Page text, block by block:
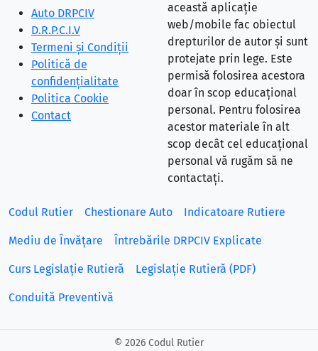
Auto DRPCIV
D.R.P.C.I.V
Termeni și Condiții
Politică de
confidențialitate
Politica Cookie
Contact
această aplicație
web/mobile fac obiectul
drepturilor de autor și sunt
protejate prin lege. Este
permisă folosirea acestora
doar în scop educațional
personal. Pentru folosirea
acestor materiale în alt
scop decât cel educațional
personal vă rugăm să ne
contactați.
Codul Rutier Chestionare Auto Indicatoare Rutiere
Mediu de Învățare Întrebările DRPCIV Explicate
Curs Legislație Rutieră Legislație Rutieră (PDF)
Conduită Preventivă
© 2026 Codul Rutier